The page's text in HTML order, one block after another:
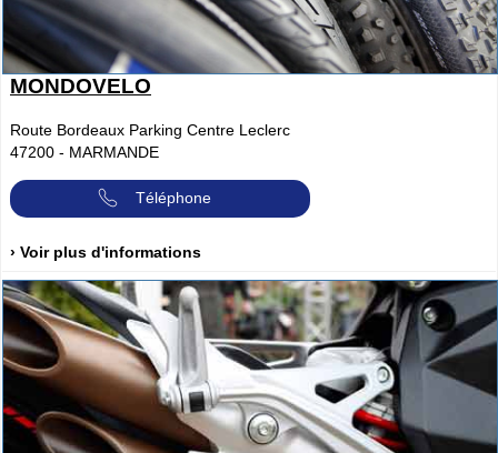
MONDOVELO
Route Bordeaux Parking Centre Leclerc
47200 - MARMANDE
Téléphone
› Voir plus d'informations